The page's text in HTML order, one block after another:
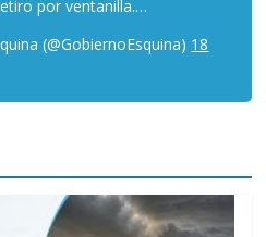
por ventanilla.…
(@GobiernoEsquina) 18